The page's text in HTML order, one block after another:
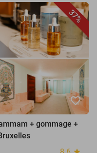
37%
favorite_border
+ gommage +